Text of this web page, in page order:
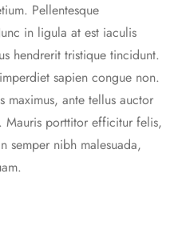
Pellentesque
in ligula at est iaculis
hendrerit tristique tincidunt.
sapien congue non.
ante tellus auctor
porttitor efficitur felis,
semper nibh malesuada,